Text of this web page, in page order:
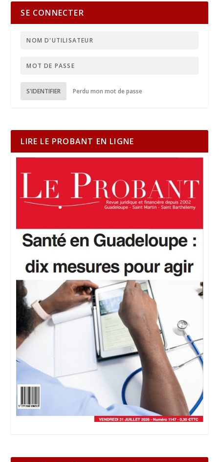
SE CONNECTER
S'IDENTIFIER Perdu mon mot de passe
LIRE LE PROBANT EN LIGNE